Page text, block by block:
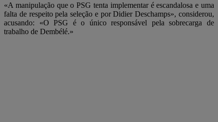
«A manipulação que o PSG tenta implementar é escandalosa e uma
falta de respeito pela seleção e por Didier Deschamps», considerou,
acusando: «O PSG é o único responsável pela sobrecarga de
trabalho de Dembélé.»